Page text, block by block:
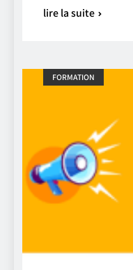
lire la suite
FORMATION